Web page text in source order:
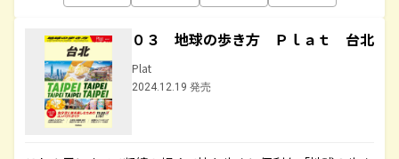
０３ 地球の歩き方 Ｐｌａｔ 台北
Plat
2024.12.19 発売